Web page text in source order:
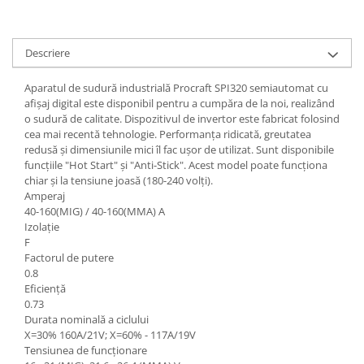
Zdrobitoare electrice & manuale
Zdrobitoare manuale
Masini de cusut si accesorii
Articole antidaunatori gradina
Sere si solarii
Suflante si aspiratoare exterior
Unelte altoit
Unelte manuale de gradina -
Stropitori
Folie si plase pt plante
Masini de maturat manuale
Masini batut stalpi
Kit-uri siguranta auto
Kit-uri Supravietuire si Accesorii
Curatenie si menaj
Accesorii ingrijire casa
Accesorii maturi, mopuri si galeti
Aparate de calcat
Aspiratoare electrice
Cutii depozitare diverse
Cutii depozitare medicamente
Cutii pentru chei
Dulapuri si rafturi de depozitare
Maturi, mopuri si galeti
Organizatoare imbracaminte si
incaltaminte
Perii de curatare
Accesorii pentru macarale
Macarale electrice
Macarale manuale
Aparate si instrumente de masurat
Rulete
Telemetre, nivele, sublere
Masini de polisat
Rindele electrice
Pistoale electrice aer cald si vopsit
Pistoale electrice aer cald
Pistoale electrice de vopsit
Echipamente de protectie
Cizme, bocanci, pantofi si galosi
Manusi si palmare
Descriere
Aparatul de sudură industrială Procraft SPI320 semiautomat cu
afișaj digital este disponibil pentru a cumpăra de la noi, realizând
o sudură de calitate. Dispozitivul de invertor este fabricat folosind
cea mai recentă tehnologie. Performanța ridicată, greutatea
redusă și dimensiunile mici îl fac ușor de utilizat. Sunt disponibile
funcțiile "Hot Start" și "Anti-Stick". Acest model poate funcționa
chiar și la tensiune joasă (180-240 volți).
Amperaj
40-160(MIG) / 40-160(MMA) A
Izolație
F
Factorul de putere
0.8
Eficiență
0.73
Durata nominală a ciclului
X=30% 160A/21V; X=60% - 117A/19V
Tensiunea de funcționare